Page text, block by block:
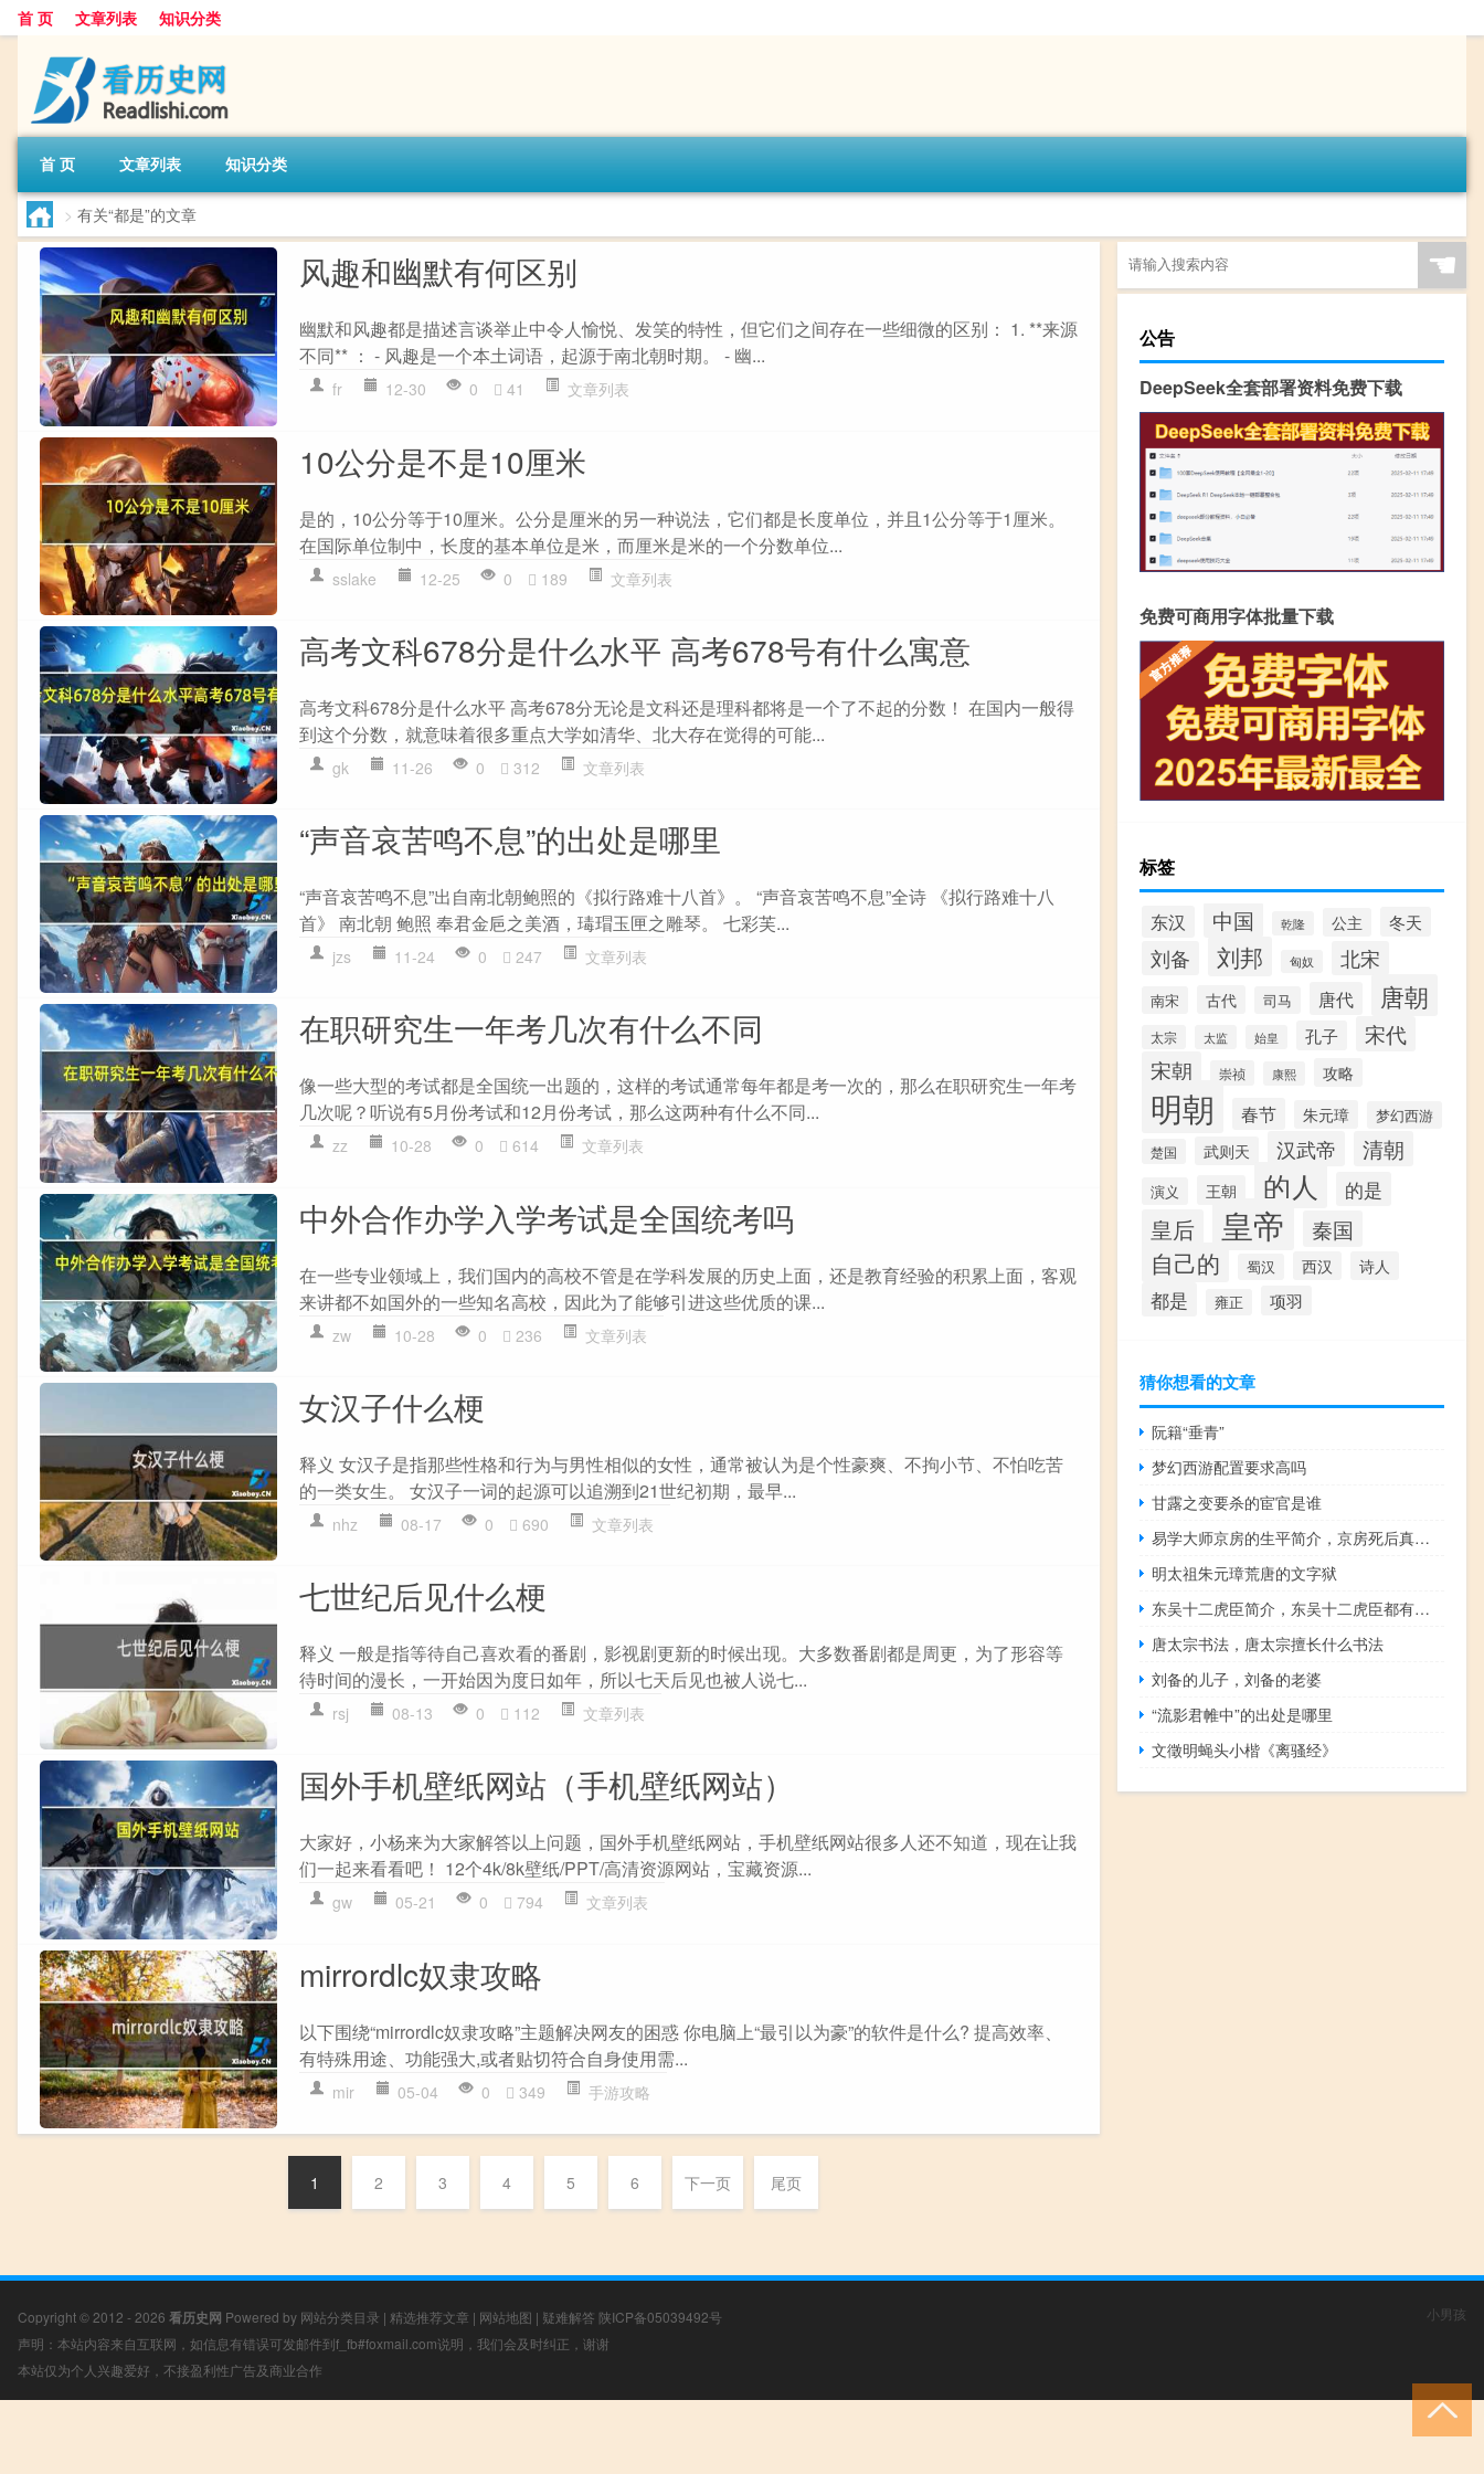
首 页 文章列表 知识分类
首 页 文章列表 知识分类
> 有关“都是”的文章
风趣和幽默有何区别
幽默和风趣都是描述言谈举止中令人愉悦、发笑的特性，但它们之间存在一些细微的区别： 1. **来源
不同** ： - 风趣是一个本土词语，起源于南北朝时期。 - 幽...
fr 12-30 0 41 文章列表
10公分是不是10厘米
是的，10公分等于10厘米。公分是厘米的另一种说法，它们都是长度单位，并且1公分等于1厘米。
在国际单位制中，长度的基本单位是米，而厘米是米的一个分数单位...
sslake 12-25 0 189 文章列表
高考文科678分是什么水平 高考678号有什么寓意
高考文科678分是什么水平 高考678分无论是文科还是理科都将是一个了不起的分数！ 在国内一般得
到这个分数，就意味着很多重点大学如清华、北大存在觉得的可能...
gk 11-26 0 312 文章列表
“声音哀苦鸣不息”的出处是哪里
“声音哀苦鸣不息”出自南北朝鲍照的《拟行路难十八首》。 “声音哀苦鸣不息”全诗 《拟行路难十八
首》 南北朝 鲍照 奉君金巵之美酒，瑇瑁玉匣之雕琴。 七彩芙...
jzs 11-24 0 247 文章列表
在职研究生一年考几次有什么不同
像一些大型的考试都是全国统一出题的，这样的考试通常每年都是考一次的，那么在职研究生一年考
几次呢？听说有5月份考试和12月份考试，那么这两种有什么不同...
zz 10-28 0 614 文章列表
中外合作办学入学考试是全国统考吗
在一些专业领域上，我们国内的高校不管是在学科发展的历史上面，还是教育经验的积累上面，客观
来讲都不如国外的一些知名高校，因此为了能够引进这些优质的课...
zw 10-28 0 236 文章列表
女汉子什么梗
释义 女汉子是指那些性格和行为与男性相似的女性，通常被认为是个性豪爽、不拘小节、不怕吃苦
的一类女生。 女汉子一词的起源可以追溯到21世纪初期，最早...
nhz 08-17 0 690 文章列表
七世纪后见什么梗
释义 一般是指等待自己喜欢看的番剧，影视剧更新的时候出现。大多数番剧都是周更，为了形容等
待时间的漫长，一开始因为度日如年，所以七天后见也被人说七...
rsj 08-13 0 112 文章列表
国外手机壁纸网站（手机壁纸网站）
大家好，小杨来为大家解答以上问题，国外手机壁纸网站，手机壁纸网站很多人还不知道，现在让我
们一起来看看吧！ 12个4k/8k壁纸/PPT/高清资源网站，宝藏资源...
gw 05-21 0 794 文章列表
mirrordlc奴隶攻略
以下围绕“mirrordlc奴隶攻略”主题解决网友的困惑 你电脑上“最引以为豪”的软件是什么? 提高效率、
有特殊用途、功能强大,或者贴切符合自身使用需...
mir 05-04 0 349 手游攻略
1 2 3 4 5 6 下一页 尾页
☚
公告
DeepSeek全套部署资料免费下载
免费可商用字体批量下载
标签
东汉 中国 乾隆 公主 冬天
刘备 刘邦 匈奴 北宋
南宋 古代 司马 唐代 唐朝
太宗 太监 始皇 孔子 宋代
宋朝 崇祯 康熙 攻略
明朝 春节 朱元璋 梦幻西游
楚国 武则天 汉武帝 清朝
演义 王朝 的人 的是
皇后 皇帝 秦国
自己的 蜀汉 西汉 诗人
都是 雍正 项羽
猜你想看的文章
阮籍“垂青”
梦幻西游配置要求高吗
甘露之变要杀的宦官是谁
易学大师京房的生平简介，京房死后真的被分尸而食了？
明太祖朱元璋荒唐的文字狱
东吴十二虎臣简介，东吴十二虎臣都有谁？
唐太宗书法，唐太宗擅长什么书法
刘备的儿子，刘备的老婆
“流影君帷中”的出处是哪里
文徵明蝇头小楷《离骚经》
Copyright © 2012 - 2026 看历史网 Powered by 网站分类目录 | 精选推荐文章 | 网站地图 | 疑难解答 陕ICP备05039492号
声明：本站内容来自互联网，如信息有错误可发邮件到f_fb#foxmail.com说明，我们会及时纠正，谢谢
本站仅为个人兴趣爱好，不接盈利性广告及商业合作
小男孩